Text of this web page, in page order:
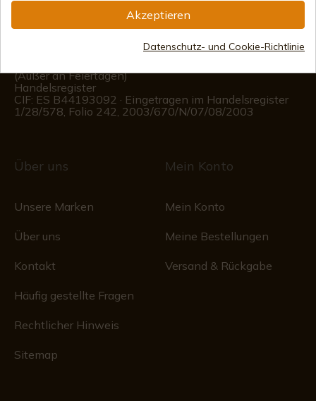
(Außer an Feiertagen)
Handelsregister
CIF: ES B44193092 · Eingetragen im Handelsregister
1/28/578, Folio 242, 2003/670/N/07/08/2003
Über uns
Unsere Marken
Über uns
Kontakt
Häufig gestellte Fragen
Rechtlicher Hinweis
Sitemap
Mein Konto
Mein Konto
Meine Bestellungen
Versand & Rückgabe
Akzeptieren
Datenschutz- und Cookie-Richtlinie